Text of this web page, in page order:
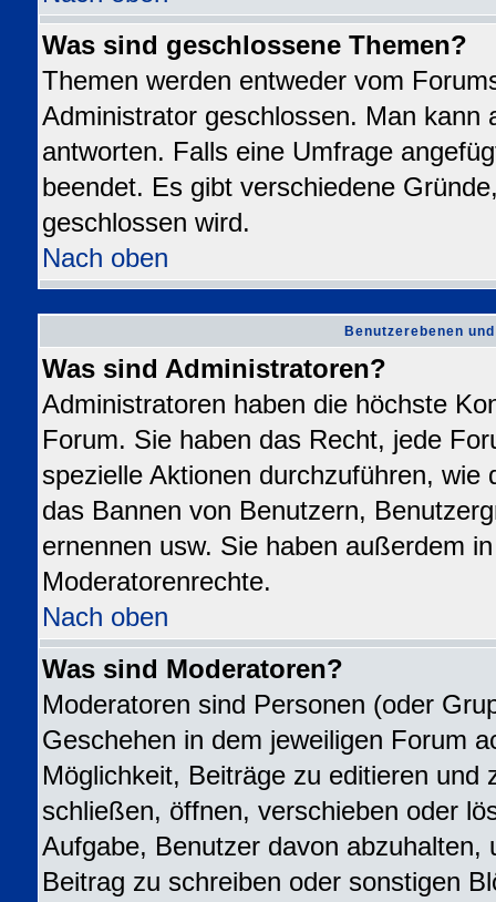
Was sind geschlossene Themen?
Themen werden entweder vom
Administrator geschlossen. Man kann
antworten. Falls eine Umfrage
beendet. Es gibt verschiedene
geschlossen wird.
Nach oben
Benutzerebenen
Was sind Administratoren?
Administratoren haben die höchste
Forum. Sie haben das Recht, jede
spezielle Aktionen durchzuführen, wie
das Bannen von Benutzern,
ernennen usw. Sie haben außerdem
Moderatorenrechte.
Nach oben
Was sind Moderatoren?
Moderatoren sind Personen (oder
Geschehen in dem jeweiligen Forum
Möglichkeit, Beiträge zu editieren und
schließen, öffnen, verschieben oder
Aufgabe, Benutzer davon abzuhalten,
Beitrag zu schreiben oder sonstigen